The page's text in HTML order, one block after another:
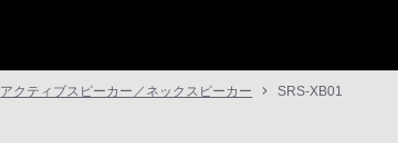
アクティブスピーカー／ネックスピーカー SRS-XB01